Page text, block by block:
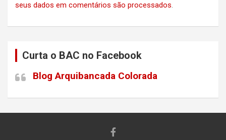
seus dados em comentários são processados.
Curta o BAC no Facebook
Blog Arquibancada Colorada